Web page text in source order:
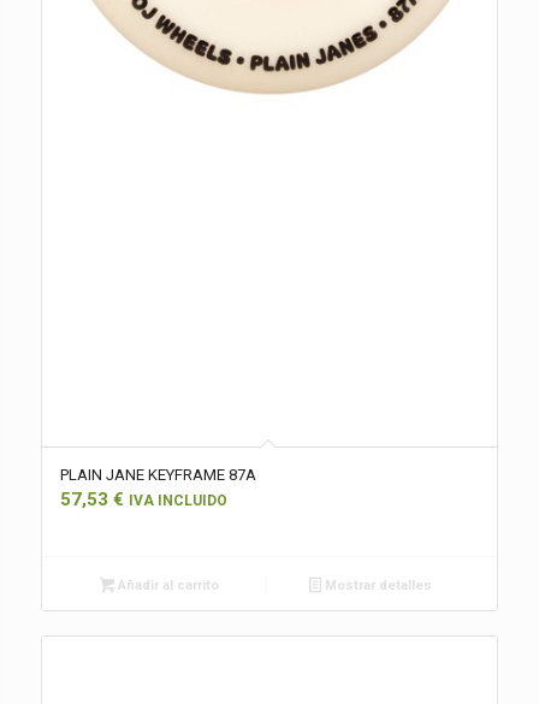
PLAIN JANE KEYFRAME 87A
57,53 € IVA INCLUIDO
Añadir al carrito Mostrar detalles